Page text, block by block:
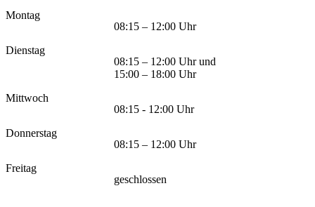
Montag
08:15 – 12:00 Uhr
Dienstag
08:15 – 12:00 Uhr und
15:00 – 18:00 Uhr
Mittwoch
08:15 - 12:00 Uhr
Donnerstag
08:15 – 12:00 Uhr
Freitag
geschlossen